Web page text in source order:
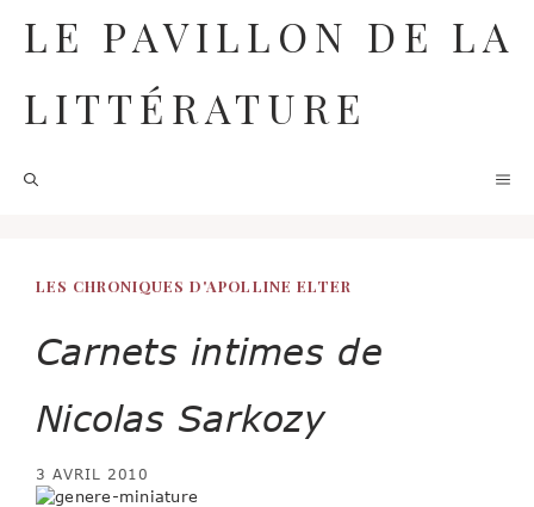
contenu
LE PAVILLON DE LA
LITTÉRATURE
LES CHRONIQUES D'APOLLINE ELTER
Carnets intimes de
Nicolas Sarkozy
3 AVRIL 2010